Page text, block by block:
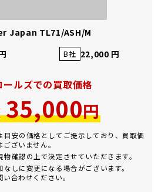
Japan TL71/ASH/M
B社 22,000 円
ールズでの買取価格
35,000円
安の価格としてご提示しており、買取価
ざいません。
確認の上で決定させていただきます。
しに変更になる場合がございます。
合わせください。